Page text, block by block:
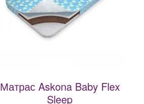
Матрас Askona Baby Flex
Sleep